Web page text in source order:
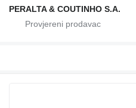
PERALTA & COUTINHO S.A.